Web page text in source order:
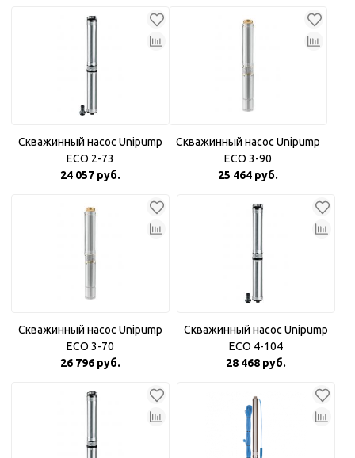
Скважинный насос Unipump
ECO 2-73
24 057 руб.
Скважинный насос Unipump
ECO 3-90
25 464 руб.
Скважинный насос Unipump
ECO 3-70
26 796 руб.
Скважинный насос Unipump
ECO 4-104
28 468 руб.